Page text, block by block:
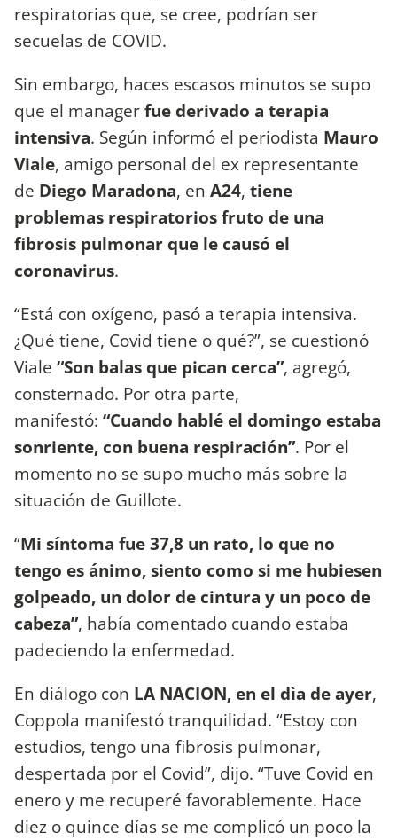
respiratorias que, se cree, podrían ser
secuelas de COVID.
Sin embargo, haces escasos minutos se supo
que el managerfue derivado a terapia
intensiva. Según informó el periodista Mauro
Viale, amigo personal del ex representante
de Diego Maradona, en A24, tiene
problemas respiratorios fruto de una
fibrosis pulmonar que le causó el
coronavirus.
“Está con oxígeno, pasó a terapia intensiva.
¿Qué tiene, Covid tiene o qué?”, se cuestionó
Viale “Son balas que pican cerca”, agregó,
consternado. Por otra parte,
manifestó: “Cuando hablé el domingo estaba
sonriente, con buena respiración”. Por el
momento no se supo mucho más sobre la
situación de Guillote.
“Mi síntoma fue 37,8 un rato, lo que no
tengo es ánimo, siento como si me hubiesen
golpeado, un dolor de cintura y un poco de
cabeza”, había comentado cuando estaba
padeciendo la enfermedad.
En diálogo con LA NACION, en el dìa de ayer,
Coppola manifestó tranquilidad. “Estoy con
estudios, tengo una fibrosis pulmonar,
despertada por el Covid”, dijo. “Tuve Covid en
enero y me recuperé favorablemente. Hace
diez o quince días se me complicó un poco la